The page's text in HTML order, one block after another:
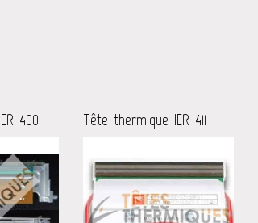
400 Tête-thermique-IER-411